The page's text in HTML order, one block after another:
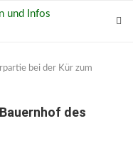
bei der Kür zum
des